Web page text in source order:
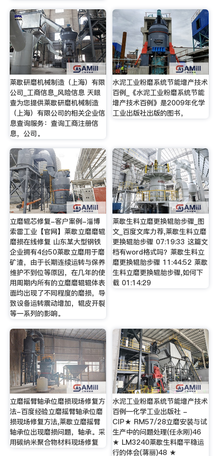
莱歇研磨机械制造（上海）有限
公司_工商信息_风险信息 天眼
查为您提供莱歇研磨机械制造
（上海）有限公司的相关企业信
息查询服务：查询工商注册信
息，公司。
水泥工业粉磨系统节能增产技术
百例_《水泥工业粉磨系统节能
增产技术百例》是2009年化学
工业出版社出版的图书，
立磨辊芯修复-客户案例-淄博
索雷工业【官网】莱歇立磨磨辊
磨损在线修复 山东某大型钢铁
企业拥有4台50莱歇立磨用于磨
矿渣，由于长期连续运转与保养
维护不到位等原因，在几年的使
用周期内所有的立磨磨辊辊体表
面均出现了不同程度的磨损，导
致设备运转震动增加，辊皮开裂
等一系列的影响。
莱歇生料立磨更换辊胎步骤_图
文_百度文库力荐,莱歇生料立磨
更换辊胎步骤 07:19:33 这篇文
档有word格式吗？莱歇生料立
磨更换辊胎步骤 11:44:52 莱歇
生料立磨更换辊胎步骤,如何下
载 01:14:29
立磨摇臂轴承位磨损现场修复方
法-百度经验立磨摇臂轴承位磨
损现场修复方法,莱歇立磨摇臂
轴承位出现磨损问题，轴承。采
用碳纳米聚合物材料现场修复
水泥工业粉磨系统节能增产技术
百例—化学工业出版社 -
CIP★ RM57/28立磨安装与试
生产中的问题处理(任永刚)46
★ LM3240莱歇生料磨平稳运
行的体会(蒋丽)48 ★